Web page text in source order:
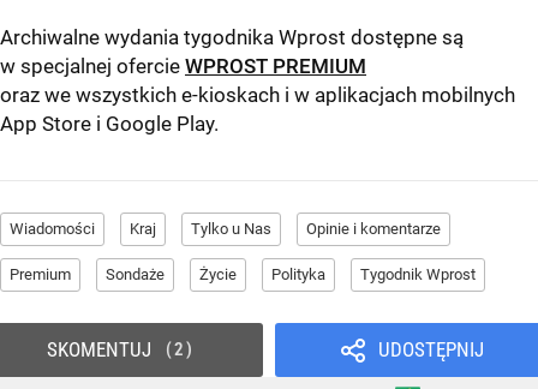
Archiwalne wydania tygodnika Wprost dostępne są
w specjalnej ofercie WPROST PREMIUM
oraz we wszystkich e-kioskach i w aplikacjach mobilnych
App Store i Google Play.
Wiadomości Kraj Tylko u Nas Opinie i komentarze
Premium Sondaże Życie Polityka Tygodnik Wprost
UDOSTĘPNIJ
SKOMENTUJ 2